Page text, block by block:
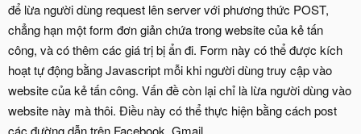
để lừa người dùng request lên server với phương thức POST,
chẳng hạn một form đơn giản chứa trong website của kẻ tấn
công, và có thêm các giá trị bị ẩn đi. Form này có thể được kích
hoạt tự động bằng Javascript mỗi khi người dùng truy cập vào
website của kẻ tấn công. Vấn đề còn lại chỉ là lừa người dùng vào
website này mà thôi. Điều này có thể thực hiện bằng cách post
các đường dẫn trên Facebook, Gmail,…